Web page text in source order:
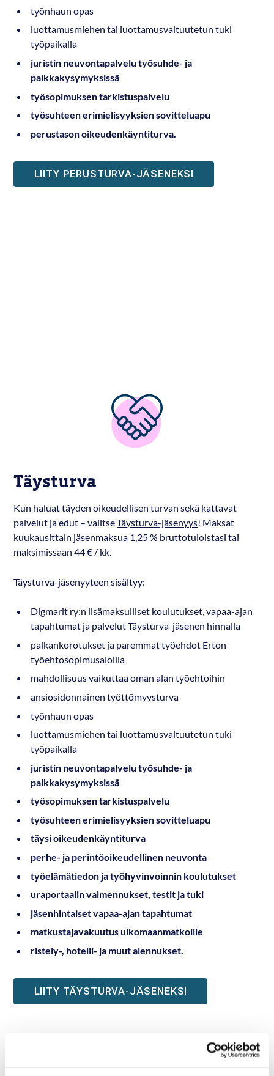
työnhaun opas
luottamusmiehen tai luottamusvaltuutetun tuki
työpaikalla
juristin neuvontapalvelu työsuhde- ja
palkkakysymyksissä
työsopimuksen tarkistuspalvelu
työsuhteen erimielisyyksien sovitteluapu
perustason oikeudenkäyntiturva.
LIITY PERUSTURVA-JÄSENEKSI
Täysturva
Kun haluat täyden oikeudellisen turvan sekä kattavat
palvelut ja edut – valitseTäysturva-jäsenyys! Maksat
kuukausittain jäsenmaksua 1,25 % bruttotuloistasi tai
maksimissaan 44 € / kk.
Täysturva-jäsenyyteen sisältyy:
Digmarit ry:n lisämaksulliset koulutukset, vapaa-ajan
tapahtumat ja palvelut Täysturva-jäsenen hinnalla
palkankorotukset ja paremmat työehdot Erton
työehtosopimusaloilla
mahdollisuus vaikuttaa oman alan työehtoihin
ansiosidonnainen työttömyysturva
työnhaun opas
luottamusmiehen tai luottamusvaltuutetun tuki
työpaikalla
juristin neuvontapalvelu työsuhde- ja
palkkakysymyksissä
työsopimuksen tarkistuspalvelu
työsuhteen erimielisyyksien sovitteluapu
täysi oikeudenkäyntiturva
perhe- ja perintöoikeudellinen neuvonta
työelämätiedon ja työhyvinvoinnin koulutukset
uraportaalin valmennukset, testit ja tuki
jäsenhintaiset vapaa-ajan tapahtumat
matkustajavakuutus ulkomaanmatkoille
ristely-, hotelli- ja muut alennukset.
LIITY TÄYSTURVA-JÄSENEKSI